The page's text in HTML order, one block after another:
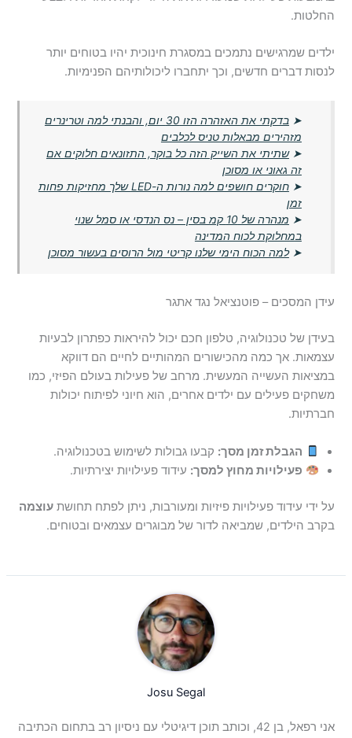
החלטות.
ילדים שמרגישים נתמכים במסגרת חינוכית יהיו בטוחים יותר
לנסות דברים חדשים, וכך יתחברו ליכולותיהם הפנימיות.
➤
בדקתי את האזהרה הזו 30 יום, והבנתי למה וטרינרים
מזהירים מבאלות טניס לכלבים
➤שתיתי את השייק הזה כל בוקר, התזונאים חלוקים אם
זה גאוני או מסוכן
➤
חוקרים חושפים למה נורות ה-LED שלך מחזיקות פחות
זמן
➤
מנהרה של 10 קמ בסין – נס הנדסי או סמל שנוי
במחלוקת לכוח המדינה
➤למה הכוח הימי שלנו קריטי מול הרוסים בעשור מסוכן
עידן המסכים – פוטנציאל נגד אתגר
בעידן של טכנולוגיה, טלפון חכם יכול להיראות כפתרון לבעיות
עצמאות. אך כמה מהכישורים המהותיים לחיים הם דווקא
במציאות העשייה המעשית. מרחב של פעילות בעולם הפיזי, כמו
משחקים פעילים עם ילדים אחרים, הוא חיוני לפיתוח יכולות
חברתיות.
הגבלת זמן מסך: קבעו גבולות לשימוש בטכנולוגיה.
פעילויות מחוץ למסך: עידוד פעילויות יצירתיות.
על ידי עידוד פעילויות פיזיות ומעורבות, ניתן לפתח תחושתעוצמה
בקרב הילדים, שמביאה לדור של מבוגרים עצמאים ובטוחים.
Josu Segal
אני רפאל, בן 42, וכותב תוכן דיגיטלי עם ניסיון רב בתחום הכתיבה